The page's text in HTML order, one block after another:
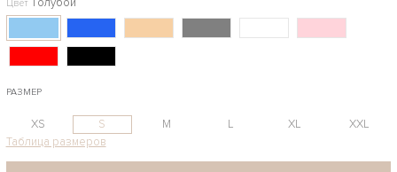
Цвет
РАЗМЕР
XS S M L XL
XXL
Таблица размеров